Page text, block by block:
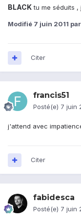
BLACKtu me séduits ,
Modifié 7 juin 2011
Citer
francis51
Posté(e) 7 juin
j'attend avec
Citer
fabidesca
Posté(e) 7 juin